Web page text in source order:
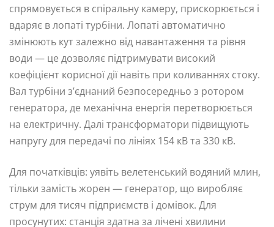
спрямовується в спіральну камеру, прискорюється і
вдаряє в лопаті турбіни. Лопаті автоматично
змінюють кут залежно від навантаження та рівня
води — це дозволяє підтримувати високий
коефіцієнт корисної дії навіть при коливаннях стоку.
Вал турбіни з’єднаний безпосередньо з ротором
генератора, де механічна енергія перетворюється
на електричну. Далі трансформатори підвищують
напругу для передачі по лініях 154 кВ та 330 кВ.
Для початківців: уявіть велетенський водяний млин,
тільки замість жорен — генератор, що виробляє
струм для тисяч підприємств і домівок. Для
просунутих: станція здатна за лічені хвилини